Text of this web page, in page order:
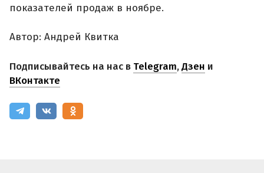
показателей продаж в ноябре.
Автор: Андрей Квитка
Подписывайтесь на нас в Telegram,Дзен и
ВКонтакте